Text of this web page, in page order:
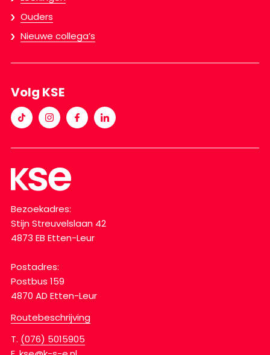
Ouders
Nieuwe collega’s
Volg KSE
Bezoekadres:
Stijn Streuvelslaan 42
4873 EB Etten-Leur
Postadres:
Postbus 159
4870 AD Etten-Leur
Routebeschrijving
T. (076) 5015905